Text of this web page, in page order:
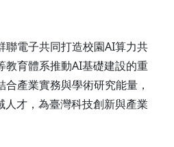
聯電子共同打造校園AI算力共
教育體系推動AI基礎建設的重
產業實務與學術研究能量，
才，為臺灣科技創新與產業